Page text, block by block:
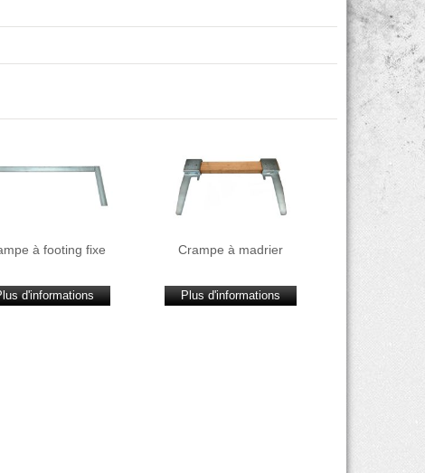
à footing fixe
d'informations
Crampe à madrier
Plus d'informations